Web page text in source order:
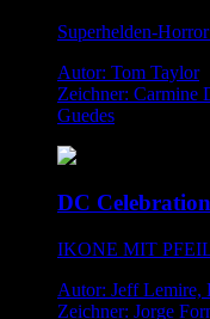
Superhelden-
Autor: Tom Taylor
Zeichner: Carmine
Guedes
DC
IKONE MIT
Autor: Jeff Lemire,
Zeichner: Jorge